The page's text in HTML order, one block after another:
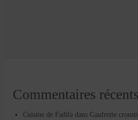
Commentaires récents
Cuisine de Fadila dans Gaufrette